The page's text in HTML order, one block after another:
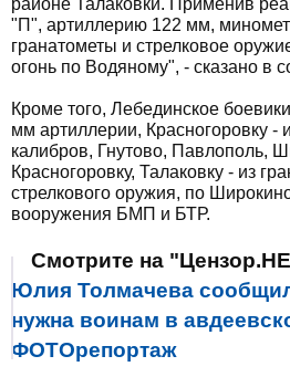
районе Талаковки. Применив
"П", артиллерию 122 мм,
гранатометы и стрелковое
огонь по Водяному", - сказано в
Кроме того, Лебединское
мм артиллерии, Красногоровку -
калибров, Гнутово, Павлополь,
Красногоровку, Талаковку - из
стрелкового оружия, по
вооружения БМП и БТР.
Смотрите на
Юлия Толмачева
нужна воинам в
ФОТОрепортаж